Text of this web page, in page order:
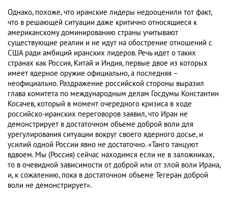
Однако, похоже, что иранские лидеры недооценили тот факт,
что в решающей ситуации даже критично относящиеся к
американскому доминированию страны учитывают
существующие реалии и не идут на обострение отношений с
США ради амбиций иранских лидеров. Речь идет о таких
странах как Россия, Китай и Индия, первые двое из которых
имеет ядерное оружие официально, а последняя –
неофициально. Раздражение российской стороны выразил
глава комитета по международным делам Госдумы Константин
Косачев, который в момент очередного кризиса в ходе
российско-иранских переговоров заявил, что Иран не
демонстрирует в достаточном объеме доброй воли для
урегулирования ситуации вокруг своего ядерного досье, и
усилий одной России явно не достаточно. «Танго танцуют
вдвоем. Мы (Россия) сейчас находимся если не в заложниках,
то в очевидной зависимости от доброй или от злой воли Ирана,
и, к сожалению, пока в достаточном объеме Тегеран доброй
воли не демонстрирует».